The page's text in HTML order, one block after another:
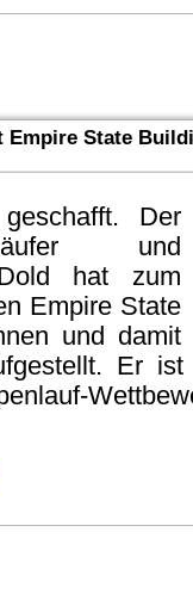
State
Der
und
hat zum
Empire State
und damit
Er